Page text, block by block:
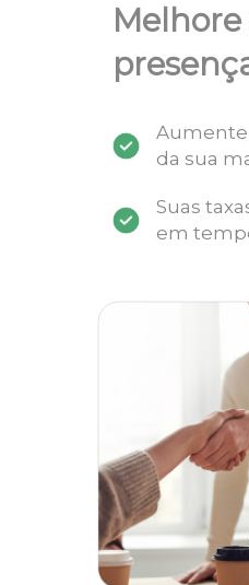
Melhore
Aumente
da sua
Suas
em